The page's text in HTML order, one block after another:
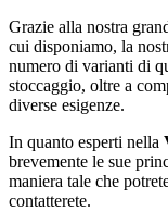
Grazie alla nostra
cui disponiamo, la
numero di varianti di
stoccaggio, oltre a
diverse esigenze.
In quanto esperti nella
brevemente le sue
maniera tale che
contatterete.